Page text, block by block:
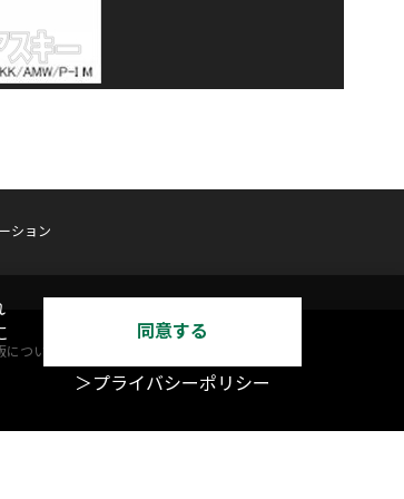
ション
ついて
同意する
＞プライバシーポリシー